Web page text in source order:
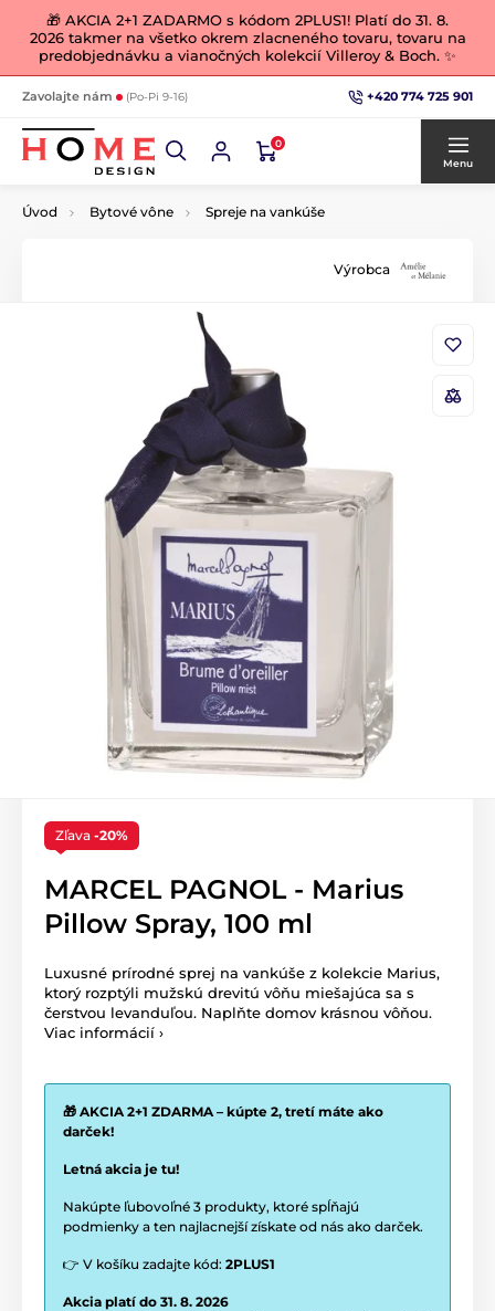
🎁 AKCIA 2+1 ZADARMO s kódom 2PLUS1! Platí do 31. 8.
2026 takmer na všetko okrem zlacneného tovaru, tovaru na
predobjednávku a vianočných kolekcií Villeroy & Boch. ✨
Zavolajte nám (Po-Pi 9-16) +420 774 725 901
0
Menu
Úvod Bytové vône Spreje na vankúše
Výrobca
Zľava -20%
MARCEL PAGNOL - Marius
Pillow Spray, 100 ml
Luxusné prírodné sprej na vankúše z kolekcie Marius,
ktorý rozptýli mužskú drevitú vôňu miešajúca sa s
čerstvou levanduľou. Naplňte domov krásnou vôňou.
Viac informácií ›
🎁 AKCIA 2+1 ZDARMA – kúpte 2, tretí máte ako
darček!
Letná akcia je tu!
Nakúpte ľubovoľné 3 produkty, ktoré spĺňajú
podmienky a ten najlacnejší získate od nás ako darček.
👉 V košíku zadajte kód: 2PLUS1
Akcia platí do 31. 8. 2026